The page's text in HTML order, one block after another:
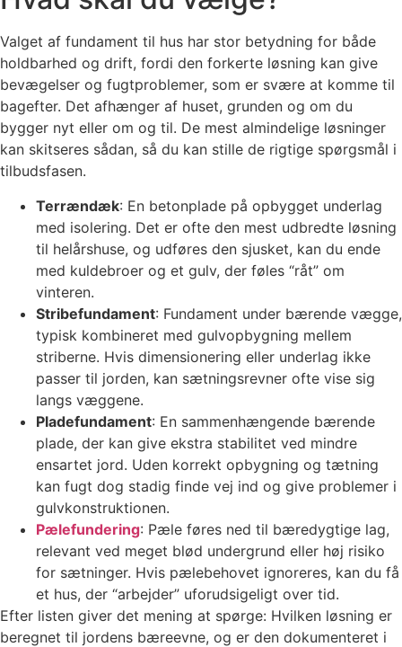
Valget af fundament til hus har stor betydning for både
holdbarhed og drift, fordi den forkerte løsning kan give
bevægelser og fugtproblemer, som er svære at komme til
bagefter. Det afhænger af huset, grunden og om du
bygger nyt eller om og til. De mest almindelige løsninger
kan skitseres sådan, så du kan stille de rigtige spørgsmål i
tilbudsfasen.
Terrændæk: En betonplade på opbygget underlag
med isolering. Det er ofte den mest udbredte løsning
til helårshuse, og udføres den sjusket, kan du ende
med kuldebroer og et gulv, der føles “råt” om
vinteren.
Stribefundament: Fundament under bærende vægge,
typisk kombineret med gulvopbygning mellem
striberne. Hvis dimensionering eller underlag ikke
passer til jorden, kan sætningsrevner ofte vise sig
langs væggene.
Pladefundament: En sammenhængende bærende
plade, der kan give ekstra stabilitet ved mindre
ensartet jord. Uden korrekt opbygning og tætning
kan fugt dog stadig finde vej ind og give problemer i
gulvkonstruktionen.
Pælefundering: Pæle føres ned til bæredygtige lag,
relevant ved meget blød undergrund eller høj risiko
for sætninger. Hvis pælebehovet ignoreres, kan du få
et hus, der “arbejder” uforudsigeligt over tid.
Efter listen giver det mening at spørge: Hvilken løsning er
beregnet til jordens bæreevne, og er den dokumenteret i